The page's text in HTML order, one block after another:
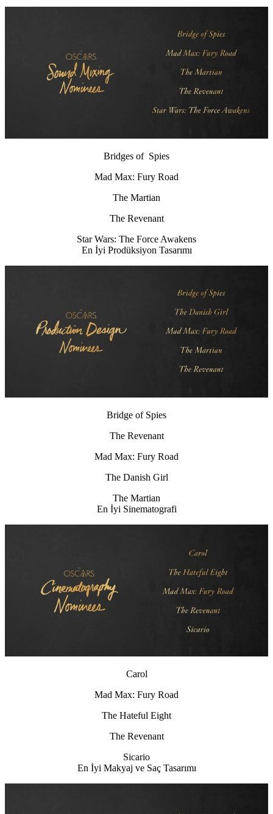
Bridges of Spies
Mad Max: Fury Road
The Martian
The Revenant
Star Wars: The Force Awakens
En İyi Prodüksiyon Tasarımı
Bridge of Spies
The Revenant
Mad Max: Fury Road
The Danish Girl
The Martian
En İyi Sinematografi
Carol
Mad Max: Fury Road
The Hateful Eight
The Revenant
Sicario
En İyi Makyaj ve Saç Tasarımı